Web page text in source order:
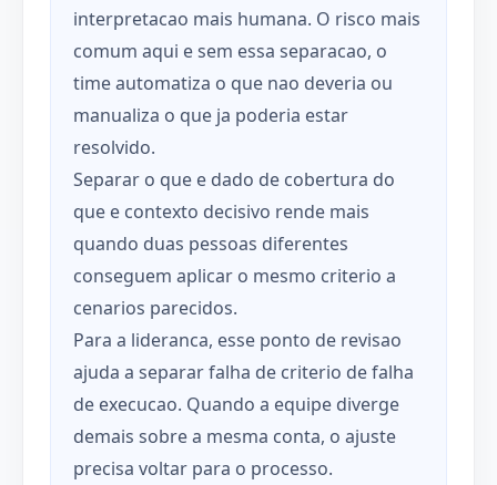
interpretacao mais humana. O risco mais
comum aqui e sem essa separacao, o
time automatiza o que nao deveria ou
manualiza o que ja poderia estar
resolvido.
Separar o que e dado de cobertura do
que e contexto decisivo rende mais
quando duas pessoas diferentes
conseguem aplicar o mesmo criterio a
cenarios parecidos.
Para a lideranca, esse ponto de revisao
ajuda a separar falha de criterio de falha
de execucao. Quando a equipe diverge
demais sobre a mesma conta, o ajuste
precisa voltar para o processo.